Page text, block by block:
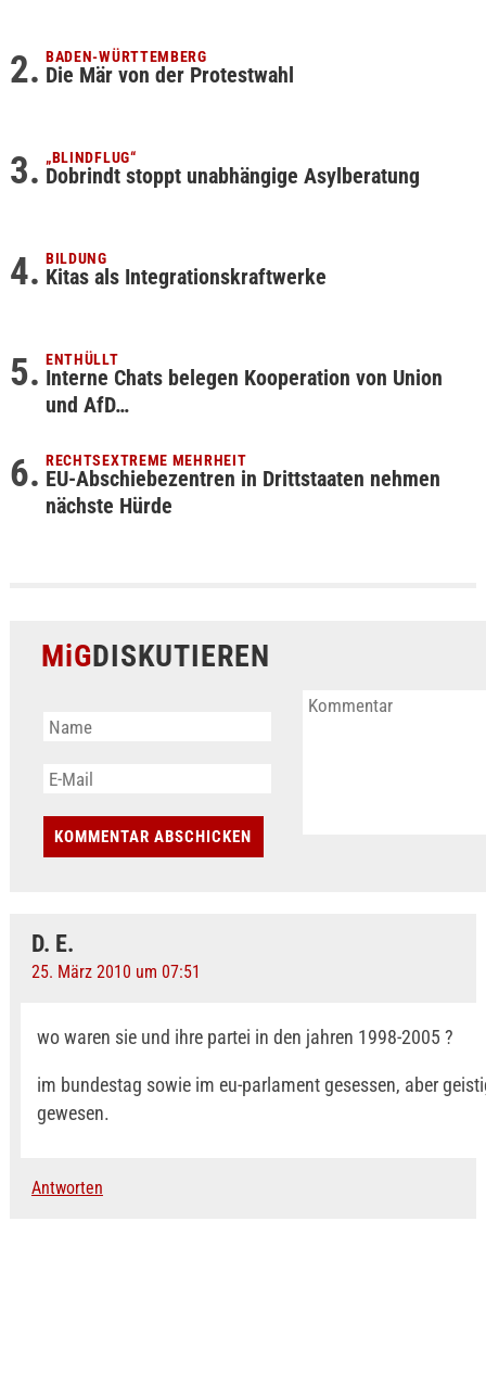
BADEN-WÜRTTEMBERG
Die Mär von der Protestwahl
„BLINDFLUG“
Dobrindt stoppt unabhängige Asylberatung
BILDUNG
Kitas als Integrationskraftwerke
ENTHÜLLT
Interne Chats belegen Kooperation von Union
und AfD…
RECHTSEXTREME MEHRHEIT
EU-Abschiebezentren in Drittstaaten nehmen
nächste Hürde
MiGDISKUTIEREN
D. E.
25. März 2010 um 07:51
wo waren sie und ihre partei in den jahren 1998-2005 ?
im bundestag sowie im eu-parlament gesessen, aber
gewesen.
Antworten